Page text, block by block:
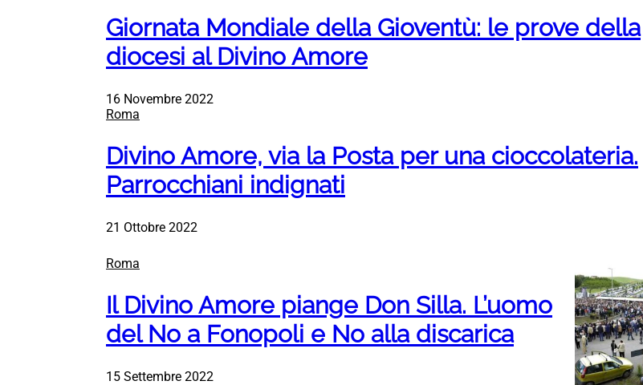
Giornata Mondiale della Gioventù: le prove della
diocesi al Divino Amore
16 Novembre 2022
Roma
Divino Amore, via la Posta per una cioccolateria.
Parrocchiani indignati
21 Ottobre 2022
Roma
Il Divino Amore piange Don Silla. L’uomo
del No a Fonopoli e No alla discarica
15 Settembre 2022